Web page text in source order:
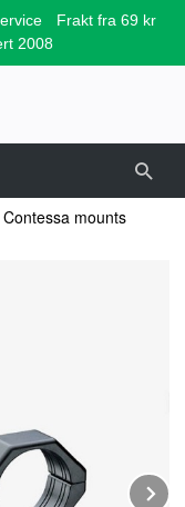
Frakt fra 69 kr
2008
Contessa mounts